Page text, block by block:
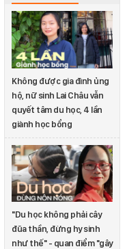
Không được gia đình ủng
hộ, nữ sinh Lai Châu vẫn
quyết tâm du học, 4 lần
giành học bổng
"Du học không phải cây
đũa thần, đừng hy sinh
như thế" - quan điểm "gây